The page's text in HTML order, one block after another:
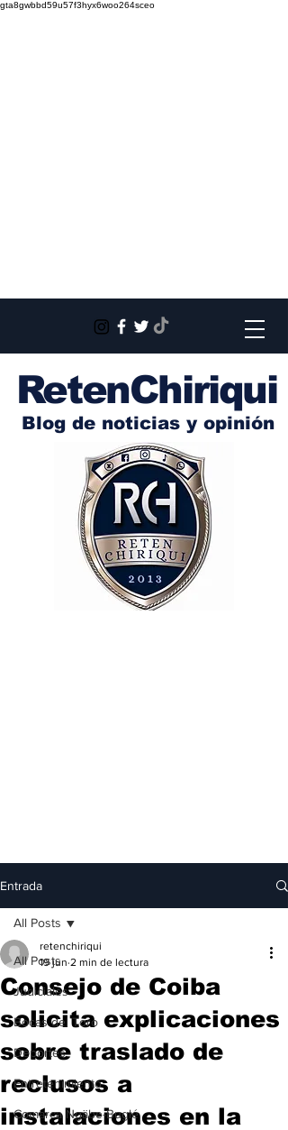
gta8gwbbd59u57f3hyx6woo264sceo
RetenChiriqui
Blog de noticias y opinión
Entrada
All Posts
Judiciales
Bocas del Toro
Deportes
Entretenimiento
Comarca Ngäbe-Buglé
All Posts
Consejo de Coiba
solicita explicaciones
sobre traslado de
reclusos a
instalaciones en la
retenchiriqui
19 jun 2 min de lectura